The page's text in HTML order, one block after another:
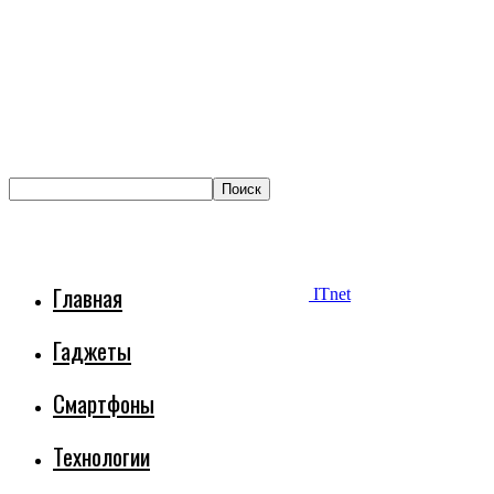
ITnet
Главная
Гаджеты
Смартфоны
Технологии